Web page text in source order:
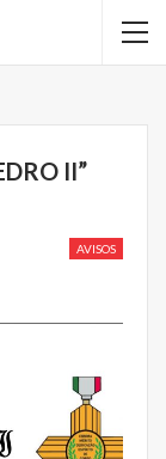
II”
AVISOS